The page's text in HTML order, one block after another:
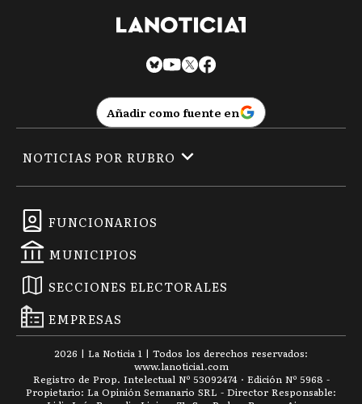
Añadir como fuente en
FUNCIONARIOS
MUNICIPIOS
SECCIONES ELECTORALES
EMPRESAS
NOTICIAS POR RUBRO
2026 | La Noticia 1 | Todos los derechos reservados:
www.lanoticia1.com
Registro de Prop. Intelectual Nº 53092474 · Edición Nº 5968 -
Propietario: La Opinión Semanario SRL - Director Responsable: